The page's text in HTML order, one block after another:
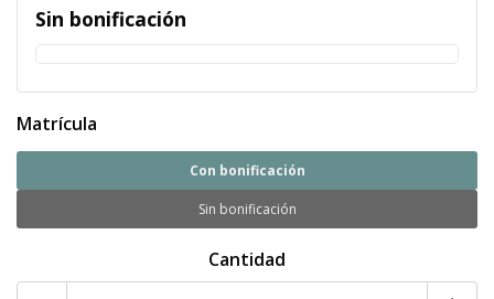
Sin bonificación
Matrícula
Con bonificación
Sin bonificación
Cantidad